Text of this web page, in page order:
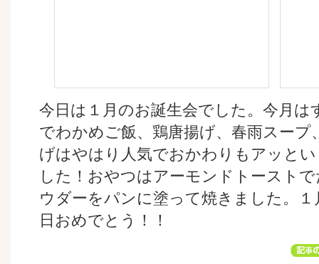
今日は１月のお誕生会でした。今月は
でわかめご飯、鶏唐揚げ、春雨スー
げはやはり人気でおかわりもアッと
した！おやつはアーモンドトースト
ウダーをパンに塗って焼きました。
日おめでとう！！